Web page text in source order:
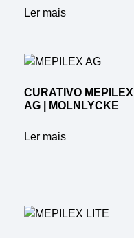
Ler mais
CURATIVO MEPILEX
AG | MOLNLYCKE
Ler mais